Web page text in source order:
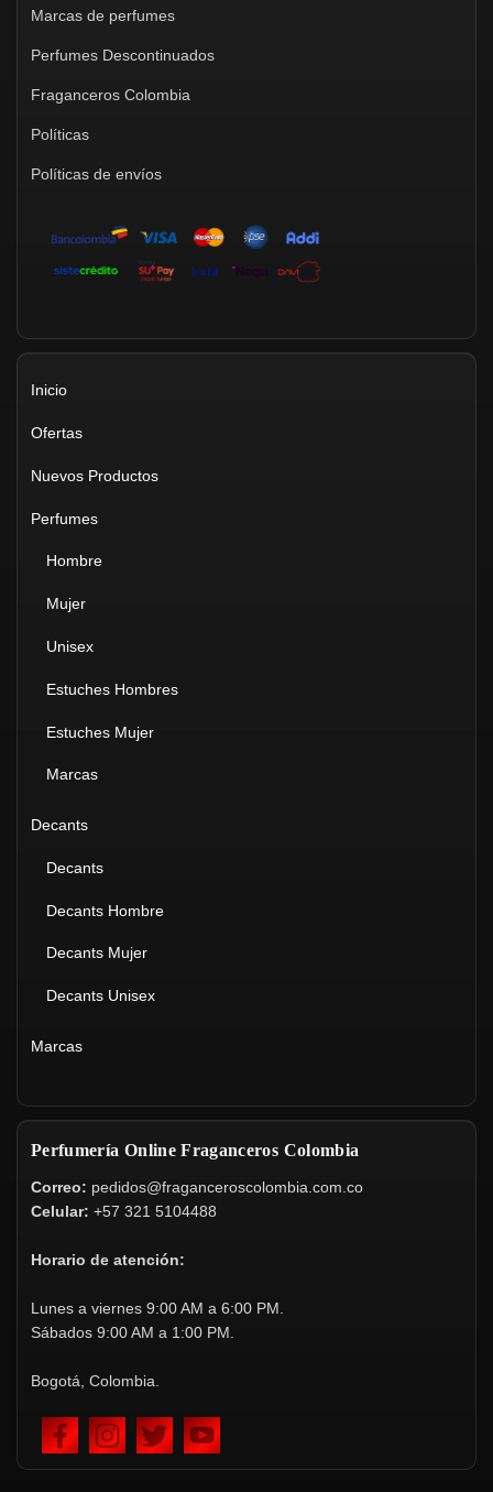
Marcas de perfumes
Perfumes Descontinuados
Fraganceros Colombia
Políticas
Políticas de envíos
Inicio
Ofertas
Nuevos Productos
Perfumes
Hombre
Mujer
Unisex
Estuches Hombres
Estuches Mujer
Marcas
Decants
Decants
Decants Hombre
Decants Mujer
Decants Unisex
Marcas
Perfumería Online Fraganceros Colombia
Correo: pedidos@fraganceroscolombia.com.co
Celular: +57 321 5104488
Horario de atención:
Lunes a viernes 9:00 AM a 6:00 PM.
Sábados 9:00 AM a 1:00 PM.
Bogotá, Colombia.